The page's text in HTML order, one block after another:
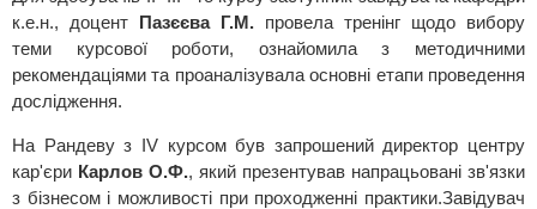
к.е.н., доцент Пазєєва Г.М. провела тренінг щодо вибору
теми курсової роботи, ознайомила з методичними
рекомендаціями та проаналізувала основні етапи проведення
дослідження.
На Рандеву з ІV курсом був запрошений директор центру
кар'єри Карлов О.Ф., який презентував напрацьовані зв'язки
з бізнесом і можливості при проходженні практики.Завідувач